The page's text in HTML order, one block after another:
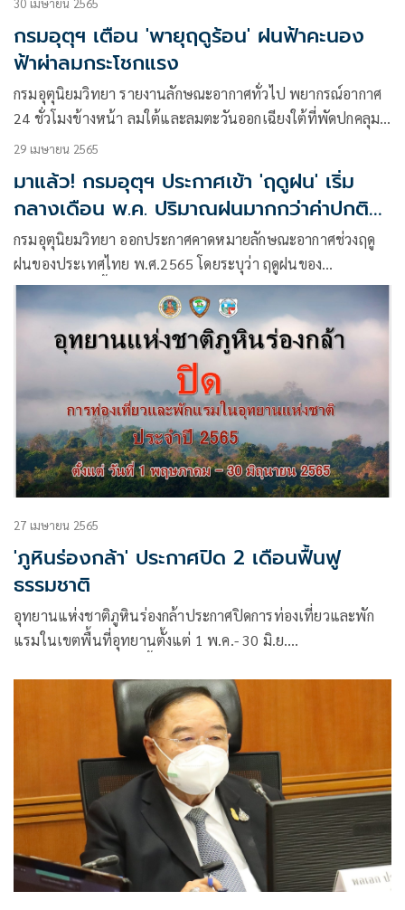
ป้องกัน การลดผลกระทบอุทกภัย
กรมอุตุฯ เตือน 'พายุฤดูร้อน' ฝนฟ้าคะนอง
ฟ้าผ่าลมกระโชกแรง
กรมอุตุนิยมวิทยา รายงานลักษณะอากาศทั่วไป พยากรณ์อากาศ
24 ชั่วโมงข้างหน้า ลมใต้และลมตะวันออกเฉียงใต้ที่พัดปกคลุม
ประเทศไทยตอนบนมีกำลังแรง
29 เมษายน 2565
มาแล้ว! กรมอุตุฯ ประกาศเข้า 'ฤดูฝน' เริ่ม
กลางเดือน พ.ค. ปริมาณฝนมากกว่าค่าปกติ
3%
กรมอุตุนิยมวิทยา ออกประกาศคาดหมายลักษณะอากาศช่วงฤดู
ฝนของประเทศไทย พ.ศ.2565 โดยระบุว่า ฤดูฝนของ
ประเทศไทยปีนี้ คาดว่า จะเริ่มประมาณกลางเดือนพฤษภาคม
2565 ซึ่งใกล้เคียงปกติ
27 เมษายน 2565
'ภูหินร่องกล้า' ประกาศปิด 2 เดือนฟื้นฟู
ธรรมชาติ
อุทยานแห่งชาติภูหินร่องกล้าประกาศปิดการท่องเที่ยวและพัก
แรมในเขตพื้นที่อุทยานตั้งแต่ 1 พ.ค.- 30 มิ.ย.